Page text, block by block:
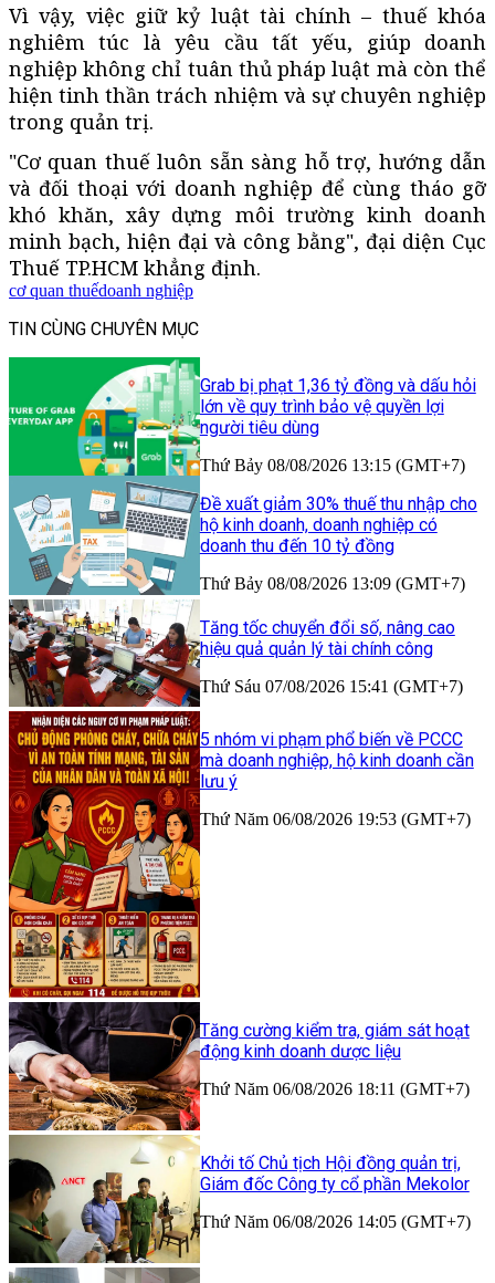
Vì vậy, việc giữ kỷ luật tài chính – thuế khóa
nghiêm túc là yêu cầu tất yếu, giúp doanh
nghiệp không chỉ tuân thủ pháp luật mà còn thể
hiện tinh thần trách nhiệm và sự chuyên nghiệp
trong quản trị.
"Cơ quan thuế luôn sẵn sàng hỗ trợ, hướng dẫn
và đối thoại với doanh nghiệp để cùng tháo gỡ
khó khăn, xây dựng môi trường kinh doanh
minh bạch, hiện đại và công bằng", đại diện Cục
Thuế TP.HCM khẳng định.
cơ quan thuếdoanh nghiệp
TIN CÙNG CHUYÊN MỤC
Grab bị phạt 1,36 tỷ đồng và dấu hỏi
lớn về quy trình bảo vệ quyền lợi
người tiêu dùng
Thứ Bảy 08/08/2026 13:15 (GMT+7)
Đề xuất giảm 30% thuế thu nhập cho
hộ kinh doanh, doanh nghiệp có
doanh thu đến 10 tỷ đồng
Thứ Bảy 08/08/2026 13:09 (GMT+7)
Tăng tốc chuyển đổi số, nâng cao
hiệu quả quản lý tài chính công
Thứ Sáu 07/08/2026 15:41 (GMT+7)
5 nhóm vi phạm phổ biến về PCCC
mà doanh nghiệp, hộ kinh doanh cần
lưu ý
Thứ Năm 06/08/2026 19:53 (GMT+7)
Tăng cường kiểm tra, giám sát hoạt
động kinh doanh dược liệu
Thứ Năm 06/08/2026 18:11 (GMT+7)
Khởi tố Chủ tịch Hội đồng quản trị,
Giám đốc Công ty cổ phần Mekolor
Thứ Năm 06/08/2026 14:05 (GMT+7)